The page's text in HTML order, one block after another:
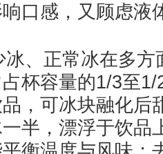
口感，又顾虑液
、正常冰在多方
杯容量的1/3至
，可冰块融化后
半，漂浮于饮品